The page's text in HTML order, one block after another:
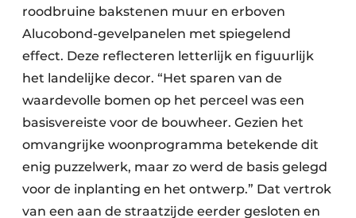
roodbruine bakstenen muur en erboven
Alucobond-gevelpanelen met spiegelend
effect. Deze reflecteren letterlijk en figuurlijk
het landelijke decor. “Het sparen van de
waardevolle bomen op het perceel was een
basisvereiste voor de bouwheer. Gezien het
omvangrijke woonprogramma betekende dit
enig puzzelwerk, maar zo werd de basis gelegd
voor de inplanting en het ontwerp.” Dat vertrok
van een aan de straatzijde eerder gesloten en